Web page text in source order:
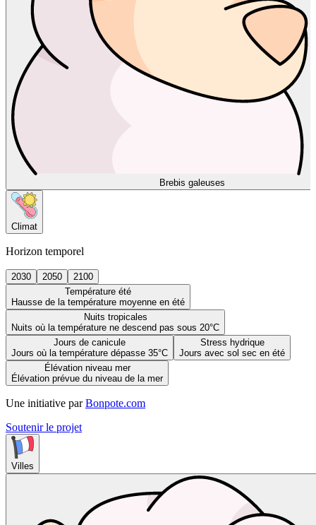
Brebis galeuses
Climat
Horizon temporel
2030 2050
2100
Température été
Hausse de la température moyenne en été
Nuits tropicales
Nuits où la température ne descend pas sous 20°C
Jours de canicule
Jours où la température dépasse 35°C
Stress hydrique
Jours avec sol sec en été
Élévation niveau mer
Élévation prévue du niveau de la mer
Une initiative par Bonpote.com
Soutenir le projet
Villes